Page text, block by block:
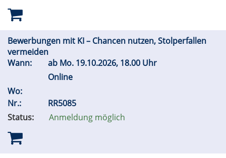
Bewerbungen mit KI – Chancen nutzen, Stolperfallen
vermeiden
Wann:
ab Mo. 19.10.2026, 18.00 Uhr
Online
Wo:
Nr.:
RR5085
Status:
Anmeldung möglich